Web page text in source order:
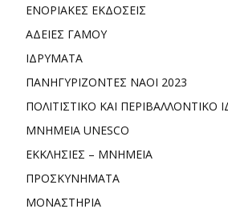
ΕΝΟΡΙΑΚΕΣ ΕΚΔΟΣΕΙΣ
ΑΔΕΙΕΣ ΓΑΜΟΥ
ΙΔΡΥΜΑΤΑ
ΠΑΝΗΓΥΡΙΖΟΝΤΕΣ ΝΑΟΙ 2023
ΠΟΛΙΤΙΣΤΙΚΟ ΚΑΙ ΠΕΡΙΒΑΛΛΟΝΤΙΚΟ
ΜΝΗΜΕΙΑ UNESCO
ΕΚΚΛΗΣΙΕΣ – ΜΝΗΜΕΙΑ
ΠΡΟΣΚΥΝΗΜΑΤΑ
ΜΟΝΑΣΤΗΡΙΑ